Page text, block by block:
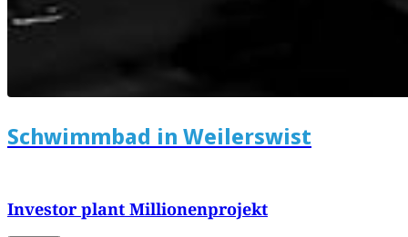
Schwimmbad in Weilerswist
Investor plant Millionenprojekt